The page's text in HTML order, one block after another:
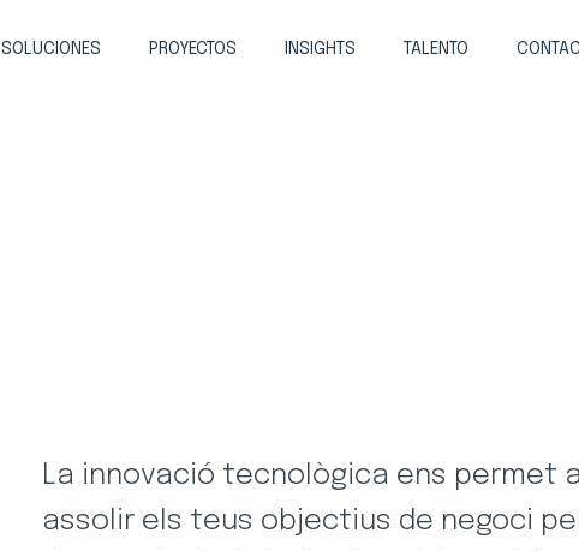
SOLUCIONES PROYECTOS INSIGHTS TALENTO
La innovació tecnològica ens permet
assolir els teus objectius de negoci